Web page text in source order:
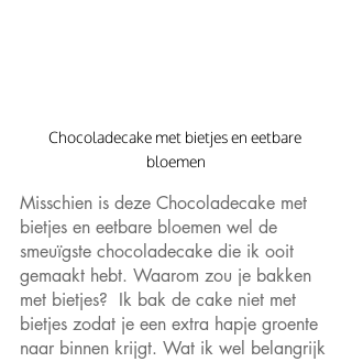
Chocoladecake met bietjes en eetbare
bloemen
Misschien is deze Chocoladecake met
bietjes en eetbare bloemen wel de
smeuïgste chocoladecake die ik ooit
gemaakt hebt. Waarom zou je bakken
met bietjes?  Ik bak de cake niet met
bietjes zodat je een extra hapje groente
naar binnen krijgt. Wat ik wel belangrijk